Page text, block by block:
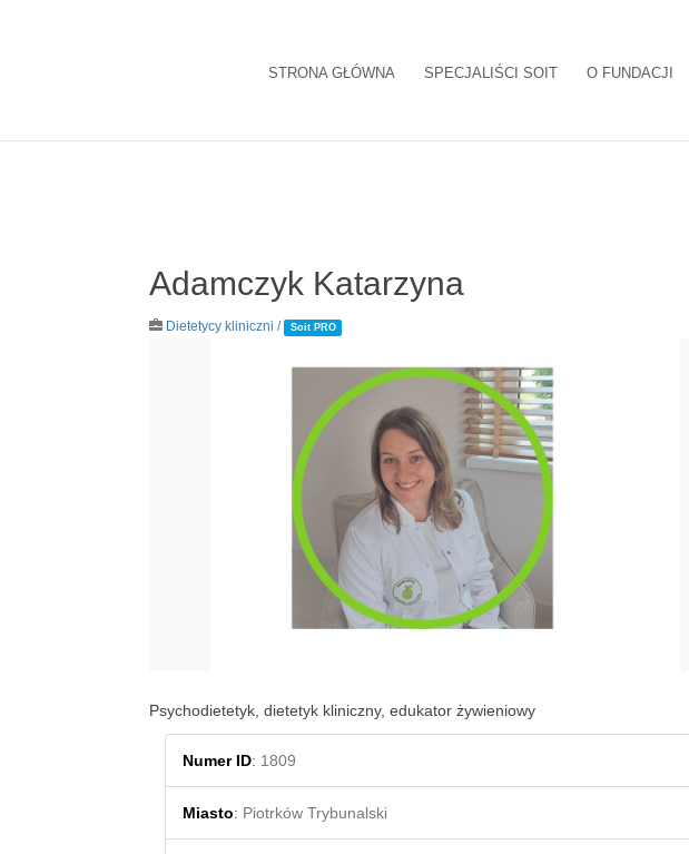
STRONA GŁÓWNA SPECJALIŚCI SOIT O FUNDACJI
Adamczyk Katarzyna
Dietetycy kliniczni / Soit PRO
Psychodietetyk, dietetyk kliniczny, edukator żywieniowy
Numer ID: 1809
Miasto: Piotrków Trybunalski